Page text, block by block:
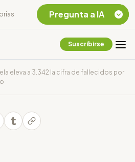
Suscribirse
eleva a 3.342 la cifra de fallecidos por
Pregunta a IA
Chevron Ecuador